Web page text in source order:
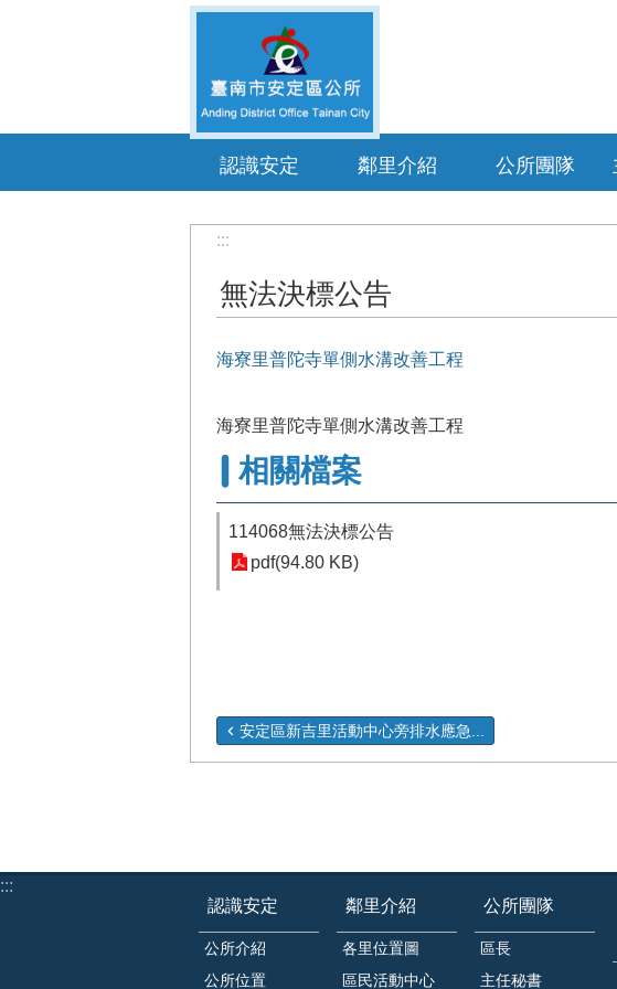
認識安定 鄰里介紹 公所團隊
:::
無法決標公告
海寮里普陀寺單側水溝改善工程
海寮里普陀寺單側水溝改善工程
相關檔案
114068無法決標公告
pdf(94.80 KB)
安定區新吉里活動中心旁排水應急...
:::
認識安定
公所介紹
公所位置
鄰里介紹
各里位置圖
區民活動中心
公所團隊
區長
主任秘書